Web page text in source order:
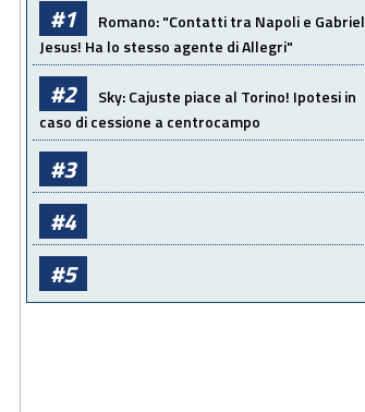
#1
Romano: "Contatti tra Napoli e Gabriel
Jesus! Ha lo stesso agente di Allegri"
#2
Sky: Cajuste piace al Torino! Ipotesi in
caso di cessione a centrocampo
#3
#4
#5